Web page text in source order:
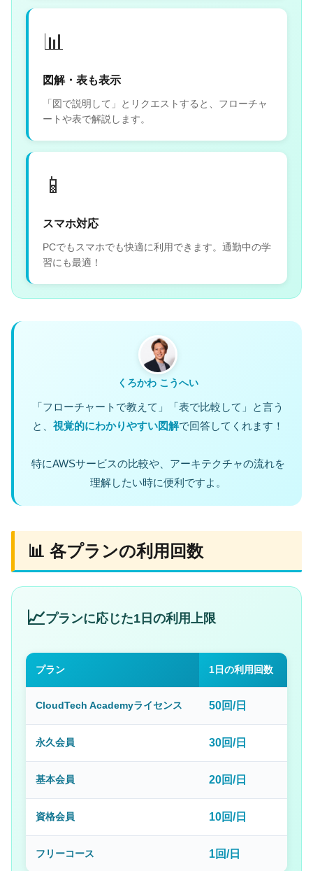
📊
図解・表も表示
「図で説明して」とリクエストすると、フローチャ
ートや表で解説します。
📱
スマホ対応
PCでもスマホでも快適に利用できます。通勤中の学
習にも最適！
くろかわ こうへい
「フローチャートで教えて」「表で比較して」と言う
と、 視覚的にわかりやすい図解で回答してくれます！
特にAWSサービスの比較や、アーキテクチャの流れを
理解したい時に便利ですよ。
📊 各プランの利用回数
📈プランに応じた1日の利用上限
プラン 1日の利用回数
CloudTech Academyライセンス 50回/日
永久会員 30回/日
基本会員 20回/日
資格会員 10回/日
フリーコース 1回/日